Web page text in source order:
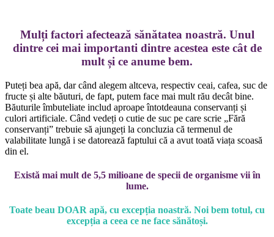
Mulți factori afectează sănătatea noastră. Unul
dintre cei mai importanti dintre acestea este cât de
mult și ce anume bem.
Puteți bea apă, dar când alegem altceva, respectiv ceai, cafea, suc de
fructe și alte băuturi, de fapt, putem face mai mult rău decât bine.
Băuturile îmbuteliate includ aproape întotdeauna conservanți și
culori artificiale. Când vedeți o cutie de suc pe care scrie „Fără
conservanți” trebuie să ajungeți la concluzia că termenul de
valabilitate lungă i se datorează faptului că a avut toată viața scoasă
din el.
Există mai mult de 5,5 milioane de specii de organisme vii în
lume.
Toate beau DOAR apă, cu excepția noastră. Noi bem totul, cu
excepția a ceea ce ne face sănătoși.